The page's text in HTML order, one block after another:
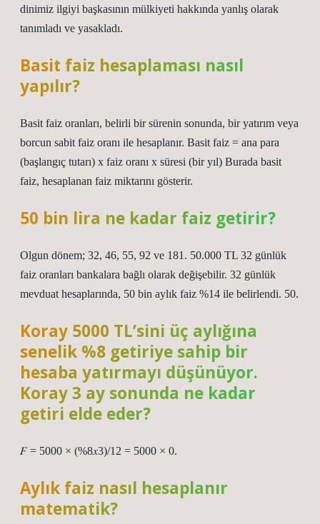
dinimiz ilgiyi başkasının mülkiyeti hakkında yanlış olarak
tanımladı ve yasakladı.
Basit faiz hesaplaması nasıl
yapılır?
Basit faiz oranları, belirli bir sürenin sonunda, bir yatırım veya
borcun sabit faiz oranı ile hesaplanır. Basit faiz = ana para
(başlangıç ​​tutarı) x faiz oranı x süresi (bir yıl) Burada basit
faiz, hesaplanan faiz miktarını gösterir.
50 bin lira ne kadar faiz getirir?
Olgun dönem; 32, 46, 55, 92 ve 181. 50.000 TL 32 günlük
faiz oranları bankalara bağlı olarak değişebilir. 32 günlük
mevduat hesaplarında, 50 bin aylık faiz %14 ile belirlendi. 50.
Koray 5000 TL’sini üç aylığına
senelik %8 getiriye sahip bir
hesaba yatırmayı düşünüyor.
Koray 3 ay sonunda ne kadar
getiri elde eder?
𝐹 = 5000 × (%8𝑥3)/12 = 5000 × 0.
Aylık faiz nasıl hesaplanır
matematik?